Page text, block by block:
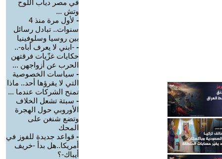
في مصر دياب اللوح
وتش ...
-
لأول مرة منذ 4
سنوات.. تبادل رسائل
بين روسيا وسلوفينيا
- -ابني لا يعرف أباه-..
حكايات غزّيات فرقتهن
الحرب عن أزواجهن ...
- سياسات الخصوصية
التي لا يقرؤها أحد.. ماذا
تمنح الشركات عندما ...
- سبتة تشعل الخلاف
الأوروبي حول الهجرة
وتضع شنغن على
المحك
- قواعد جديدة للفوز في
أمريكا..هل بدأ -خريف
أيباك-؟